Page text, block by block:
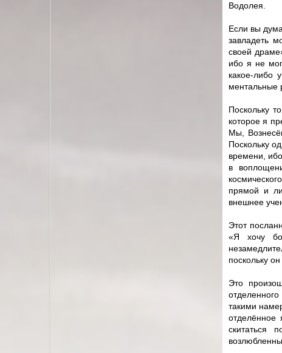
Водолея.
Если вы
завладеть
своей
ибо я не
какое-либо
ментальные
Поскольку
которое я
Мы,
Поскольку
времени,
в
прямой и
внешнее
Этот
«Я хочу
поскольку
Это
такими
отделённое
скитаться